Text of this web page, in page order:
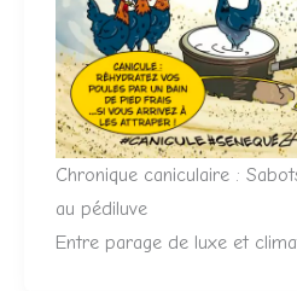
Chronique caniculaire :
au pédiluve
Entre parage de luxe et